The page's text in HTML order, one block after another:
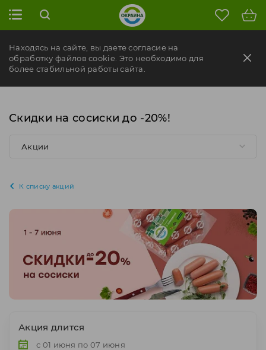
Находясь на сайте, вы даете согласие на
обработку файлов cookie. Это необходимо для
более стабильной работы сайта.
Скидки на сосиски до -20%!
Акции
К списку акций
Акция длится
с 01 июня по 07 июня